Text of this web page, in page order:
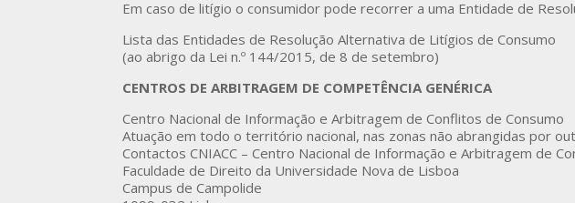
Em caso de litígio o consumidor pode recorrer a uma Entidade de
Lista das Entidades de Resolução Alternativa de Litígios de Consumo
(ao abrigo da Lei n.º 144/2015, de 8 de setembro)
CENTROS DE ARBITRAGEM DE COMPETÊNCIA GENÉRICA
Centro Nacional de Informação e Arbitragem de Conflitos de Consumo
Atuação em todo o território nacional, nas zonas não abrangidas por
Contactos CNIACC – Centro Nacional de Informação e Arbitragem de
Faculdade de Direito da Universidade Nova de Lisboa
Campus de Campolide